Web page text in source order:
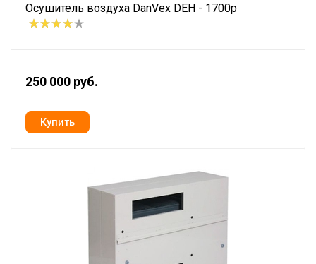
Осушитель воздуха DanVex DEH - 1700p
250 000 руб.